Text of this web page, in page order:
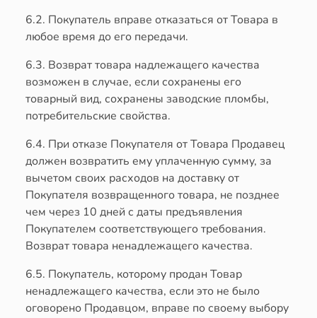
6.2. Покупатель вправе отказаться от Товара в
любое время до его передачи.
6.3. Возврат товара надлежащего качества
возможен в случае, если сохранены его
товарный вид, сохранены заводские пломбы,
потребительские свойства.
6.4. При отказе Покупателя от Товара Продавец
должен возвратить ему уплаченную сумму, за
вычетом своих расходов на доставку от
Покупателя возвращенного товара, не позднее
чем через 10 дней с даты предъявления
Покупателем соответствующего требования.
Возврат товара ненадлежащего качества.
6.5. Покупатель, которому продан Товар
ненадлежащего качества, если это не было
оговорено Продавцом, вправе по своему выбору